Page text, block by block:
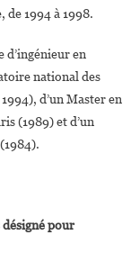
de 1994 à 1998.
en
national des
d’un Master en
(1989) et d’un
pour